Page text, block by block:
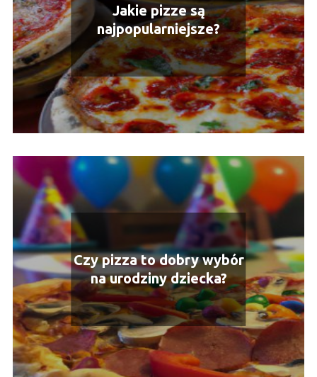
Jakie pizze są
najpopularniejsze?
Czy pizza to dobry wybór
na urodziny dziecka?